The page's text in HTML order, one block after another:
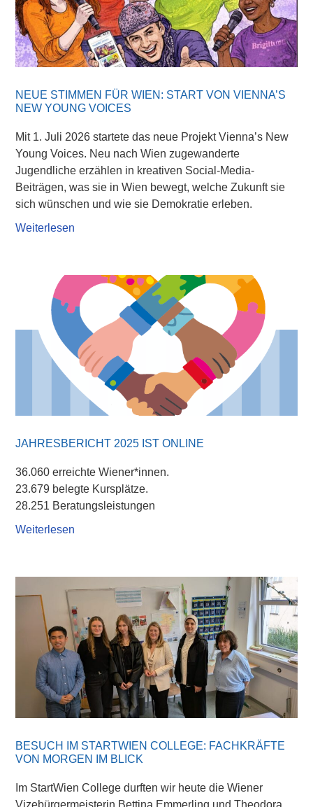
NEUE STIMMEN FÜR WIEN: START VON VIENNA’S
NEW YOUNG VOICES
Mit 1. Juli 2026 startete das neue Projekt Vienna’s New
Young Voices. Neu nach Wien zugewanderte
Jugendliche erzählen in kreativen Social-Media-
Beiträgen, was sie in Wien bewegt, welche Zukunft sie
sich wünschen und wie sie Demokratie erleben.
Weiterlesen
JAHRESBERICHT 2025 IST ONLINE
36.060 erreichte Wiener*innen.
23.679 belegte Kursplätze.
28.251 Beratungsleistungen
Weiterlesen
BESUCH IM STARTWIEN COLLEGE: FACHKRÄFTE
VON MORGEN IM BLICK
Im StartWien College durften wir heute die Wiener
Vizebürgermeisterin Bettina Emmerling und Theodora